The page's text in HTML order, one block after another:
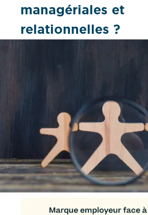
managériales et
relationnelles ?